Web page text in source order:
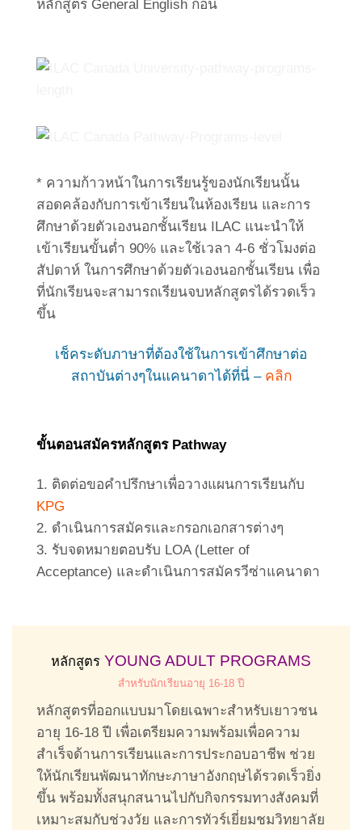
หลักสูตร General English ก่อน
* ความก้าวหน้าในการเรียนรู้ของนักเรียนนั้น
สอดคล้องกับการเข้าเรียนในห้องเรียน และการ
ศึกษาด้วยตัวเองนอกชั้นเรียน ILAC แนะนำให้
เข้าเรียนขั้นต่ำ 90% และใช้เวลา 4-6 ชั่วโมงต่อ
สัปดาห์ ในการศึกษาด้วยตัวเองนอกชั้นเรียน เพื่อ
ที่นักเรียนจะสามารถเรียนจบหลักสูตรได้รวดเร็ว
ขึ้น
เช็คระดับภาษาที่ต้องใช้ในการเข้าศึกษาต่อ
สถาบันต่างๆในแคนาดาได้ที่นี่ – คลิก
ขั้นตอนสมัครหลักสูตร Pathway
1. ติดต่อขอคำปรึกษาเพื่อวางแผนการเรียนกับ
KPG
2. ดำเนินการสมัครและกรอกเอกสารต่างๆ
3. รับจดหมายตอบรับ LOA (Letter of
Acceptance) และดำเนินการสมัครวีซ่าแคนาดา
หลักสูตร YOUNG ADULT PROGRAMS
สำหรับนักเรียนอายุ 16-18 ปี
หลักสูตรที่ออกแบบมาโดยเฉพาะสำหรับเยาวชน
อายุ 16-18 ปี เพื่อเตรียมความพร้อมเพื่อความ
สำเร็จด้านการเรียนและการประกอบอาชีพ ช่วย
ให้นักเรียนพัฒนาทักษะภาษาอังกฤษได้รวดเร็วยิ่ง
ขึ้น พร้อมทั้งสนุกสนานไปกับกิจกรรมทางสังคมที่
เหมาะสมกับช่วงวัย และการทัวร์เยี่ยมชมวิทยาลัย